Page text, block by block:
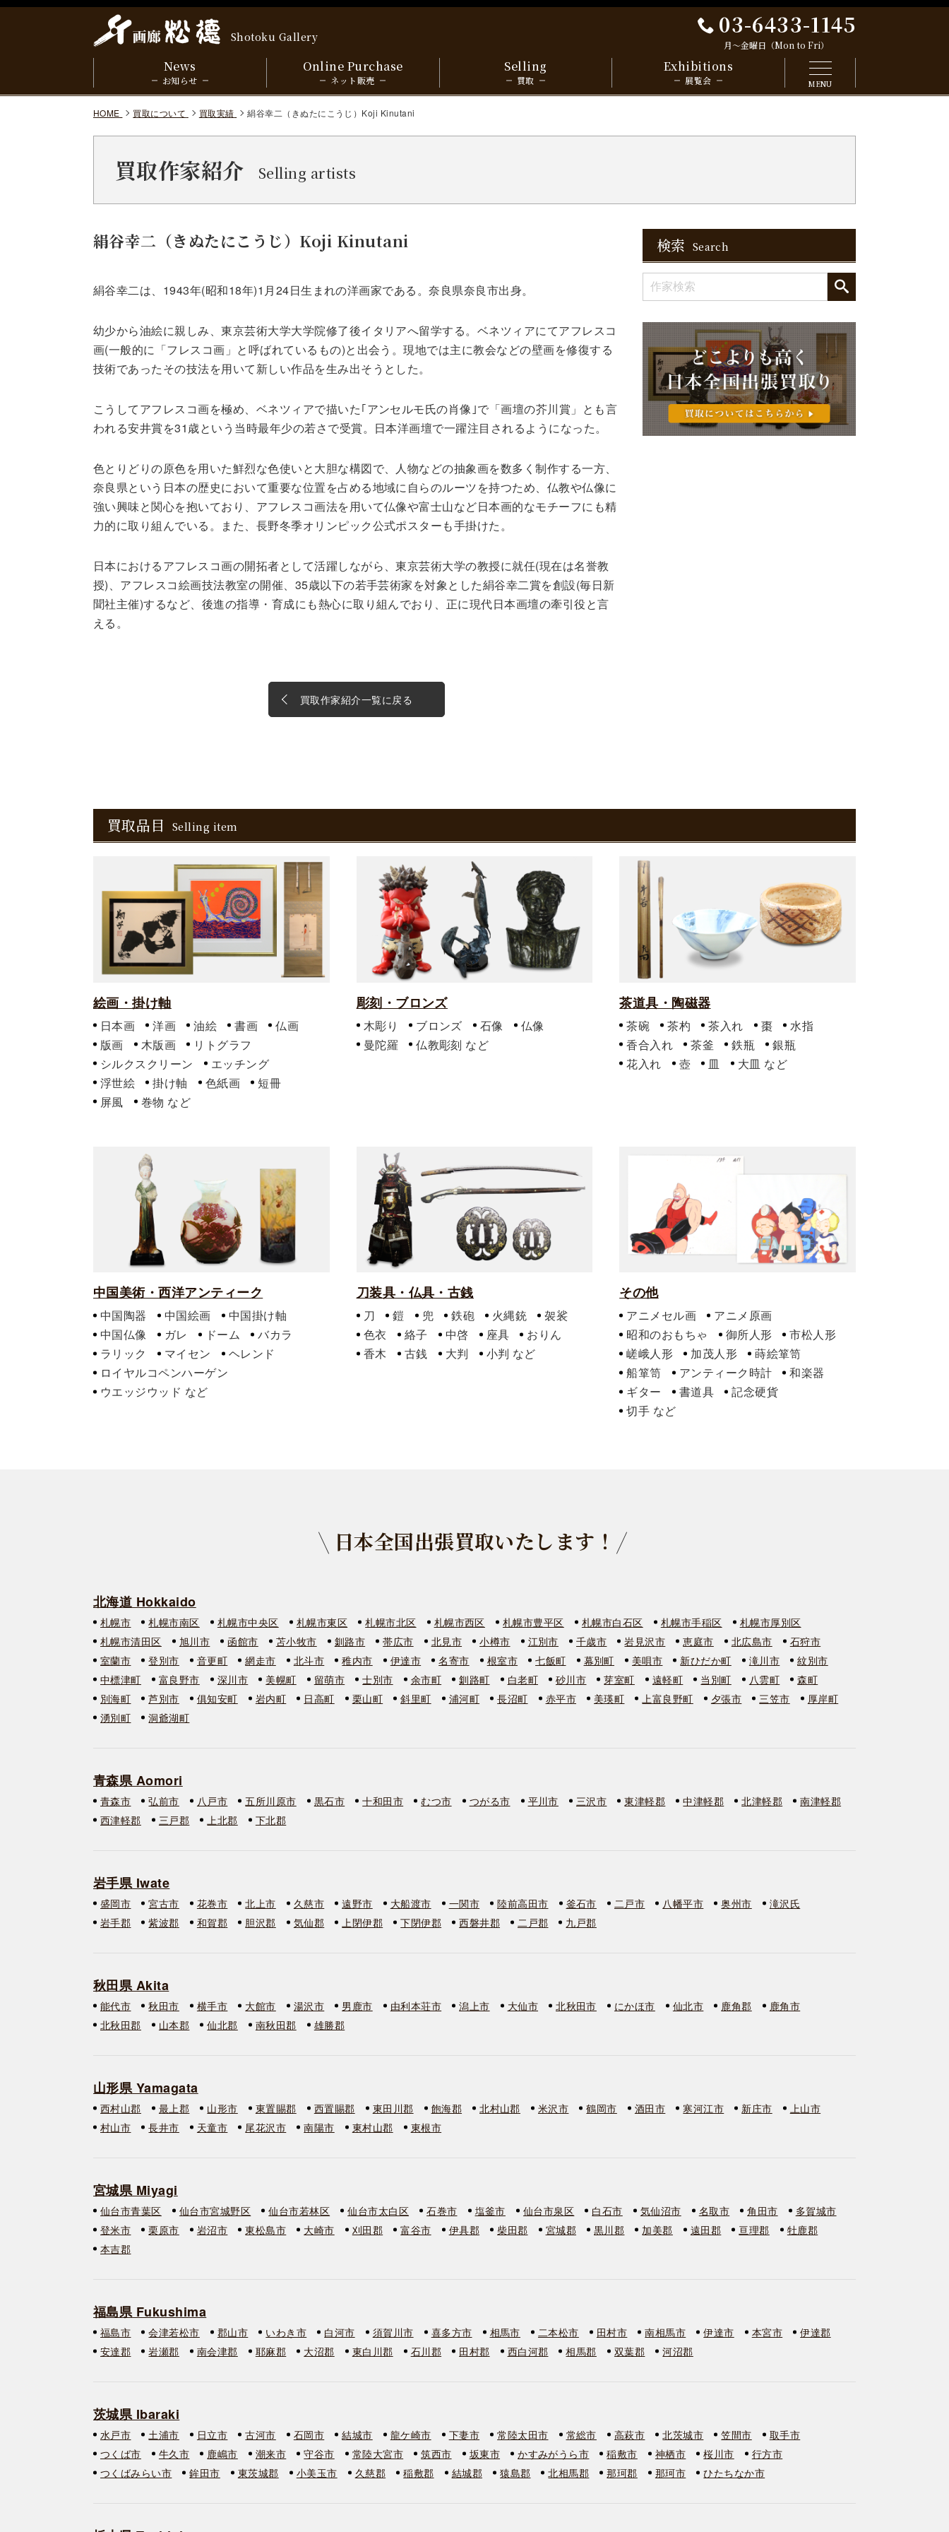
Shotoku Gallery 03-6433-1145
月～金曜日（Mon to Fri）
MENU
News
お知らせ
Online Purchase
ネット販売
Selling
買取
Exhibitions
展覧会
HOME 買取について 買取実績 絹谷幸二（きぬたにこうじ）Koji Kinutani
買取作家紹介 Selling artists
絹谷幸二（きぬたにこうじ）Koji Kinutani
絹谷幸二は、1943年(昭和18年)1月24日生まれの洋画家である。奈良県奈良市出身。
幼少から油絵に親しみ、東京芸術大学大学院修了後イタリアへ留学する。ベネツィアにてアフレスコ
画(一般的に「フレスコ画」と呼ばれているもの)と出会う。現地では主に教会などの壁画を修復する
技術であったその技法を用いて新しい作品を生み出そうとした。
こうしてアフレスコ画を極め、ベネツィアで描いた｢アンセルモ氏の肖像｣で「画壇の芥川賞」とも言
われる安井賞を31歳という当時最年少の若さで受賞。日本洋画壇で一躍注目されるようになった。
色とりどりの原色を用いた鮮烈な色使いと大胆な構図で、人物などの抽象画を数多く制作する一方、
奈良県という日本の歴史において重要な位置を占める地域に自らのルーツを持つため、仏教や仏像に
強い興味と関心を抱いており、アフレスコ画法を用いて仏像や富士山など日本画的なモチーフにも精
力的に取り組んでいる。また、長野冬季オリンピック公式ポスターも手掛けた。
日本におけるアフレスコ画の開拓者として活躍しながら、東京芸術大学の教授に就任(現在は名誉教
授)、アフレスコ絵画技法教室の開催、35歳以下の若手芸術家を対象とした絹谷幸二賞を創設(毎日新
聞社主催)するなど、後進の指導・育成にも熱心に取り組んでおり、正に現代日本画壇の牽引役と言
える。
買取作家紹介一覧に戻る
検索 Search
買取品目 Selling item
絵画・掛け軸
日本画 洋画 油絵 書画
仏画
版画
木版画
リトグラフ
シルクスクリーン
エッチング
浮世絵
掛け軸 色紙画
短冊
屏風
巻物
彫刻・ブロンズ
木彫り ブロンズ 石像
仏像
曼陀羅
仏教彫刻
茶道具・陶磁器
茶碗 茶杓 茶入れ 棗
水指
香合入れ
茶釜 鉄瓶
銀瓶
花入れ
壺 皿 大皿
中国美術・西洋アンティーク
中国陶器 中国絵画
中国掛け軸
中国仏像
ガレ ドーム
バカラ
ラリック
マイセン
ヘレンド
ロイヤルコペンハーゲン
ウエッジウッド
刀装具・仏具・古銭
刀 鎧 兜 鉄砲 火縄銃
袈裟
色衣
絡子 中啓 座具
おりん
香木
古銭 大判 小判
その他
アニメセル画
アニメ原画
昭和のおもちゃ
御所人形
市松人形
嵯峨人形
加茂人形
蒔絵箪笥
船箪笥
アンティーク時計
和楽器
ギター
書道具
記念硬貨
切手
日本全国出張買取いたします！
北海道 Hokkaido
札幌市 札幌市南区 札幌市中央区 札幌市東区 札幌市北区 札幌市西区 札幌市豊平区 札幌市白石区 札幌市手稲区
札幌市厚別区
札幌市清田区
旭川市 函館市 苫小牧市 釧路市 帯広市 北見市 小樽市 江別市 千歳市 岩見沢市 恵庭市 北広島市
石狩市
室蘭市
登別市 音更町 網走市 北斗市 稚内市 伊達市 名寄市 根室市 七飯町 幕別町 美唄市 新ひだか町 滝川市
紋別市
中標津町
富良野市 深川市 美幌町 留萌市 士別市 余市町 釧路町 白老町 砂川市 芽室町 遠軽町 当別町 八雲町
森町
別海町
芦別市 俱知安町 岩内町 日高町 栗山町 斜里町 浦河町 長沼町 赤平市 美瑛町 上富良野町 夕張市 三笠市
厚岸町
湧別町
洞爺湖町
青森県 Aomori
青森市 弘前市 八戸市 五所川原市 黒石市 十和田市 むつ市 つがる市 平川市 三沢市 東津軽郡 中津軽郡 北津軽郡
南津軽郡
西津軽郡
三戸郡 上北郡 下北郡
岩手県 Iwate
盛岡市 宮古市 花巻市 北上市 久慈市 遠野市 大船渡市 一関市 陸前高田市 釜石市 二戸市 八幡平市 奥州市
滝沢氏
岩手郡
紫波郡 和賀郡 胆沢郡 気仙郡 上閉伊郡 下閉伊郡 西磐井郡 二戸郡 九戸郡
秋田県 Akita
能代市 秋田市 横手市 大館市 湯沢市 男鹿市 由利本荘市 潟上市 大仙市 北秋田市 にかほ市 仙北市 鹿角郡
鹿角市
北秋田郡
山本郡 仙北郡 南秋田郡 雄勝郡
山形県 Yamagata
西村山郡 最上郡 山形市 東置賜郡 西置賜郡 東田川郡 飽海郡 北村山郡 米沢市 鶴岡市 酒田市 寒河江市 新庄市
上山市
村山市
長井市 天童市 尾花沢市 南陽市 東村山郡 東根市
宮城県 Miyagi
仙台市青葉区 仙台市宮城野区 仙台市若林区 仙台市太白区 石巻市 塩釜市 仙台市泉区 白石市 気仙沼市 名取市 角田市
多賀城市
登米市
栗原市 岩沼市 東松島市 大崎市 刈田郡 富谷市 伊具郡 柴田郡 宮城郡 黒川郡 加美郡 遠田郡 亘理郡
牡鹿郡
本吉郡
福島県 Fukushima
福島市 会津若松市 郡山市 いわき市 白河市 須賀川市 喜多方市 相馬市 二本松市 田村市 南相馬市 伊達市 本宮市
伊達郡
安達郡
岩瀬郡 南会津郡 耶麻郡 大沼郡 東白川郡 石川郡 田村郡 西白河郡 相馬郡 双葉郡 河沼郡
茨城県 Ibaraki
水戸市 土浦市 日立市 古河市 石岡市 結城市 龍ケ崎市 下妻市 常陸太田市 常総市 高萩市 北茨城市 笠間市
取手市
つくば市
牛久市 鹿嶋市 潮来市 守谷市 常陸大宮市 筑西市 坂東市 かすみがうら市 稲敷市 神栖市 桜川市
行方市
つくばみらい市
鉾田市 東茨城郡 小美玉市 久慈郡 稲敷郡 結城郡 猿島郡 北相馬郡 那珂郡 那珂市 ひたちなか市